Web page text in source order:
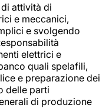
attività di
e meccanici,
e svolgendo
elettrici e
quali spelafili,
e preparazione dei
delle parti
di produzione